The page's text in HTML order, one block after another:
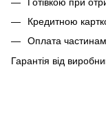
Кредитною
Оплата
Гарантія від